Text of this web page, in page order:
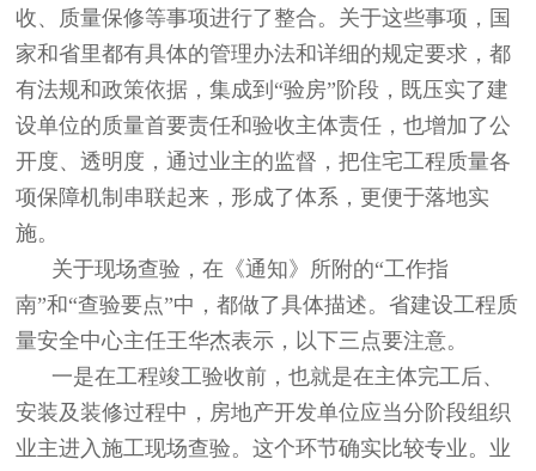
收、质量保修等事项进行了整合。关于这些事项，国
家和省里都有具体的管理办法和详细的规定要求，都
有法规和政策依据，集成到“验房”阶段，既压实了建
设单位的质量首要责任和验收主体责任，也增加了公
开度、透明度，通过业主的监督，把住宅工程质量各
项保障机制串联起来，形成了体系，更便于落地实
施。
关于现场查验，在《通知》所附的“工作指
南”和“查验要点”中，都做了具体描述。省建设工程质
量安全中心主任王华杰表示，以下三点要注意。
一是在工程竣工验收前，也就是在主体完工后、
安装及装修过程中，房地产开发单位应当分阶段组织
业主进入施工现场查验。这个环节确实比较专业。业